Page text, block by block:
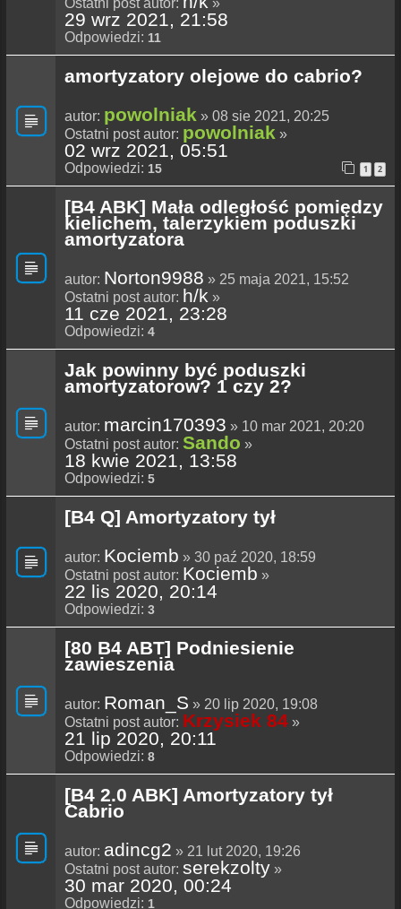
29 wrz 2021, 21:58
Odpowiedzi: 11
amortyzatory olejowe do cabrio?
autor: powolniak » 08 sie 2021, 20:25
Ostatni post autor: powolniak »
02 wrz 2021, 05:51
Odpowiedzi: 15 1 2
[B4 ABK] Mała odległość pomiędzy
kielichem, talerzykiem poduszki
amortyzatora
autor: Norton9988 » 25 maja 2021, 15:52
Ostatni post autor: h/k »
11 cze 2021, 23:28
Odpowiedzi: 4
Jak powinny być poduszki
amortyzatorow? 1 czy 2?
autor: marcin170393 » 10 mar 2021, 20:20
Ostatni post autor: Sando »
18 kwie 2021, 13:58
Odpowiedzi: 5
[B4 Q] Amortyzatory tył
autor: Kociemb » 30 paź 2020, 18:59
Ostatni post autor: Kociemb »
22 lis 2020, 20:14
Odpowiedzi: 3
[80 B4 ABT] Podniesienie
zawieszenia
autor: Roman_S » 20 lip 2020, 19:08
Ostatni post autor: Krzysiek 84 »
21 lip 2020, 20:11
Odpowiedzi: 8
[B4 2.0 ABK] Amortyzatory tył
Cabrio
autor: adincg2 » 21 lut 2020, 19:26
Ostatni post autor: serekzolty »
30 mar 2020, 00:24
Odpowiedzi: 1